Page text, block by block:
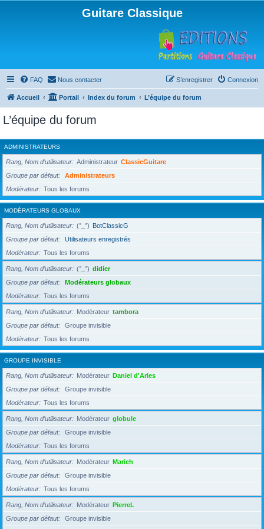
Guitare Classique
FAQ Nous contacter Connexion
S’enregistrer
Accueil Portail Index du forum L’équipe du forum
L’équipe du forum
ADMINISTRATEURS
Rang, Nom d’utilisateur Administrateur ClassicGuitare
Groupe par défaut
Administrateurs
Modérateur
Tous les forums
MODÉRATEURS GLOBAUX
Rang, Nom d’utilisateur (°_°) BotClassicG
Groupe par défaut
Utilisateurs enregistrés
Modérateur
Tous les forums
Rang, Nom d’utilisateur (°_°) didier
Groupe par défaut
Modérateurs globaux
Modérateur
Tous les forums
Rang, Nom d’utilisateur Modérateur tambora
Groupe par défaut
Groupe invisible
Modérateur
Tous les forums
GROUPE INVISIBLE
Rang, Nom d’utilisateur Modérateur Daniel d'Arles
Groupe par défaut
Groupe invisible
Modérateur
Tous les forums
Rang, Nom d’utilisateur Modérateur globule
Groupe par défaut
Groupe invisible
Modérateur
Tous les forums
Rang, Nom d’utilisateur Modérateur Marieh
Groupe par défaut
Groupe invisible
Modérateur
Tous les forums
Rang, Nom d’utilisateur Modérateur PierreL
Groupe par défaut
Groupe invisible